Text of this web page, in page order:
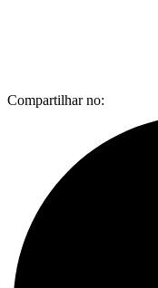
Compartilhar no: